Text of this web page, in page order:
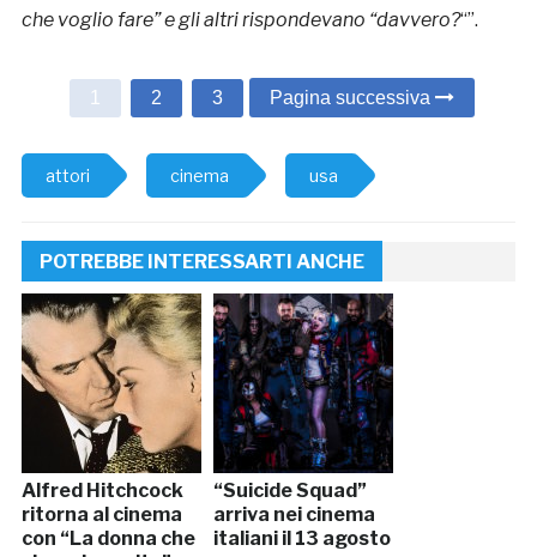
che voglio fare” e gli altri rispondevano “davvero?“”.
1 2 3 Pagina successiva
attori cinema usa
POTREBBE INTERESSARTI ANCHE
Alfred Hitchcock
ritorna al cinema
con “La donna che
“Suicide Squad”
arriva nei cinema
italiani il 13 agosto